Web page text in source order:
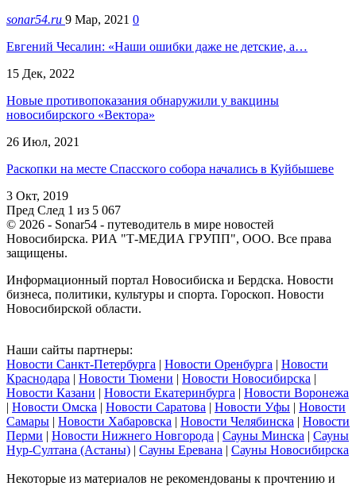
sonar54.ru 9 Мар, 2021 0
Евгений Чесалин: «Наши ошибки даже не детские, а…
15 Дек, 2022
Новые противопоказания обнаружили у вакцины
новосибирского «Вектора»
26 Июл, 2021
Раскопки на месте Спасского собора начались в Куйбышеве
3 Окт, 2019
Пред След 1 из 5 067
© 2026 - Sonar54 - путеводитель в мире новостей
Новосибирска. РИА "Т-МЕДИА ГРУПП", ООО. Все права
защищены.
Информационный портал Новосибиска и Бердска. Новости
бизнеса, политики, культуры и спорта. Гороскоп. Новости
Новосибирской области.
Наши сайты партнеры:
Новости Санкт-Петербурга | Новости Оренбурга | Новости
Краснодара | Новости Тюмени | Новости Новосибирска |
Новости Казани | Новости Екатеринбурга | Новости Воронежа
| Новости Омска | Новости Саратова | Новости Уфы | Новости
Самары | Новости Хабаровска | Новости Челябинска | Новости
Перми | Новости Нижнего Новгорода | Сауны Минска | Сауны
Нур-Султана (Астаны) | Сауны Еревана | Сауны Новосибирска
Некоторые из материалов не рекомендованы к прочтению и